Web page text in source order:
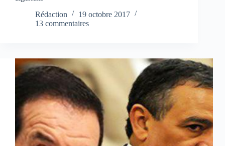
Rédaction
19 octobre 2017
13 commentaires